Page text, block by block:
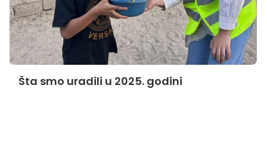
Šta smo uradili u 2025. godini